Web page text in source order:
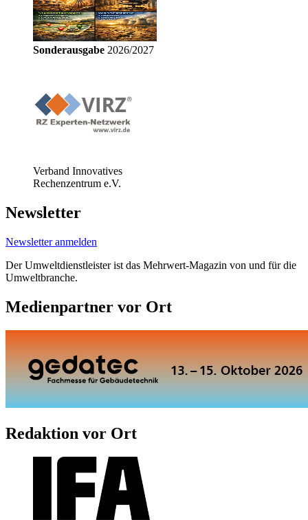
Sonderausgabe 2026/2027
Verband Innovatives
Rechenzentrum e.V.
Newsletter
Newsletter anmelden
Der Umweltdienstleister ist das Mehrwert-Magazin von und für die
Umweltbranche.
Medienpartner vor Ort
Redaktion vor Ort